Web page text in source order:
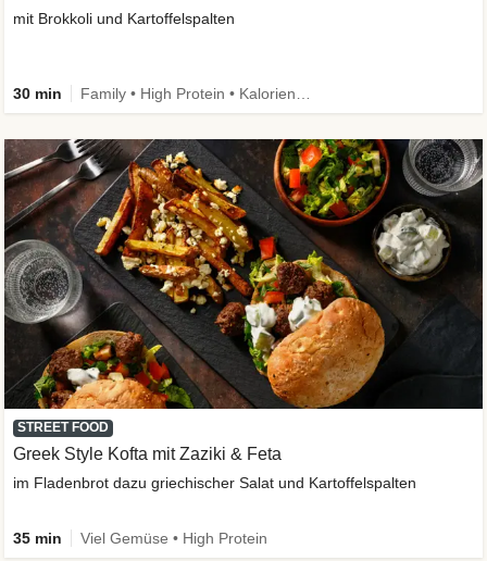
mit Brokkoli und Kartoffelspalten
30 min
STREET FOOD
Greek Style Kofta mit Zaziki & Feta
im Fladenbrot dazu griechischer Salat und Kartoffelspalten
35 min Viel Gemüse • High Protein